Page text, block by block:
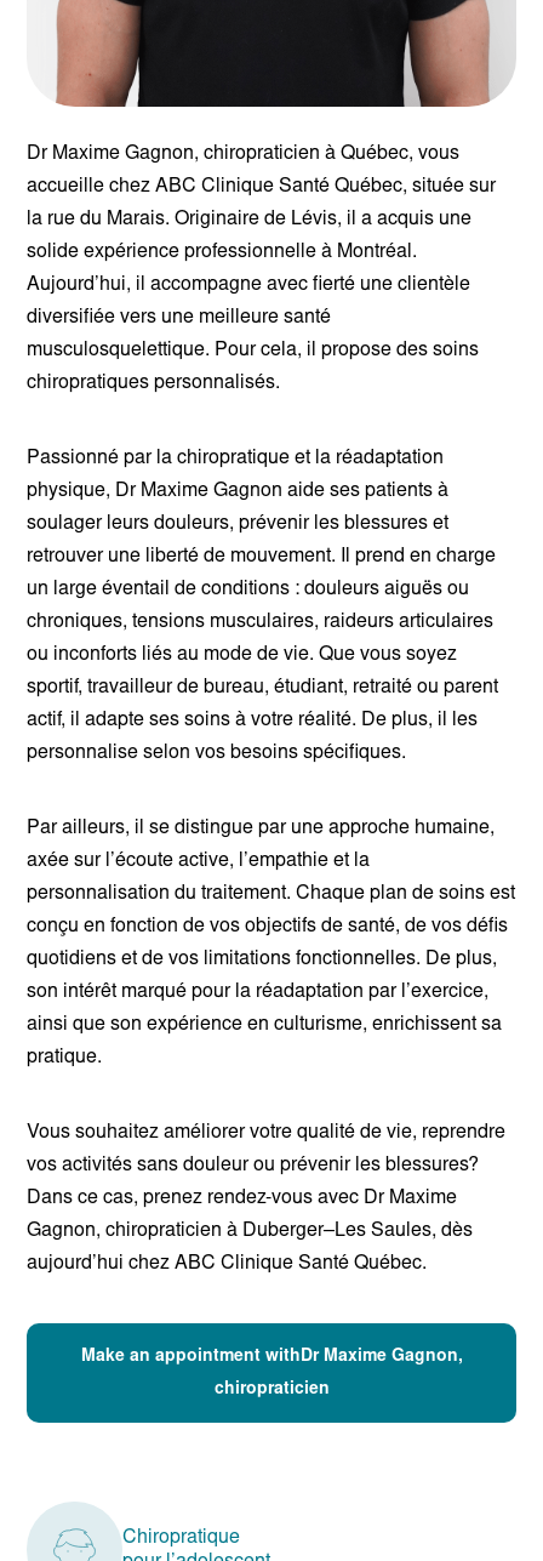
Dr Maxime Gagnon, chiropraticien à Québec, vous
accueille chez ABC Clinique Santé Québec, située sur
la rue du Marais. Originaire de Lévis, il a acquis une
solide expérience professionnelle à Montréal.
Aujourd’hui, il accompagne avec fierté une clientèle
diversifiée vers une meilleure santé
musculosquelettique. Pour cela, il propose des soins
chiropratiques personnalisés.
Passionné par la chiropratique et la réadaptation
physique, Dr Maxime Gagnon aide ses patients à
soulager leurs douleurs, prévenir les blessures et
retrouver une liberté de mouvement. Il prend en charge
un large éventail de conditions : douleurs aiguës ou
chroniques, tensions musculaires, raideurs articulaires
ou inconforts liés au mode de vie. Que vous soyez
sportif, travailleur de bureau, étudiant, retraité ou parent
actif, il adapte ses soins à votre réalité. De plus, il les
personnalise selon vos besoins spécifiques.
Par ailleurs, il se distingue par une approche humaine,
axée sur l’écoute active, l’empathie et la
personnalisation du traitement. Chaque plan de soins est
conçu en fonction de vos objectifs de santé, de vos défis
quotidiens et de vos limitations fonctionnelles. De plus,
son intérêt marqué pour la réadaptation par l’exercice,
ainsi que son expérience en culturisme, enrichissent sa
pratique.
Vous souhaitez améliorer votre qualité de vie, reprendre
vos activités sans douleur ou prévenir les blessures?
Dans ce cas, prenez rendez-vous avec Dr Maxime
Gagnon, chiropraticien à Duberger–Les Saules, dès
aujourd’hui chez ABC Clinique Santé Québec.
Make an appointment withDr Maxime Gagnon,
chiropraticien
Chiropratique